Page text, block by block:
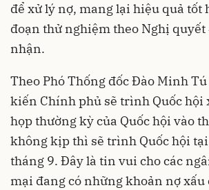
để xử lý nợ, mang lại hiệu quả tốt
đoạn thử nghiệm theo Nghị quyết
nhận.
Theo Phó Thống đốc Đào Minh
kiến Chính phủ sẽ trình Quốc hội
họp thường kỳ của Quốc hội vào
không kịp thì sẽ trình Quốc hội
tháng 9. Đây là tin vui cho các
mại đang có những khoản nợ xấu